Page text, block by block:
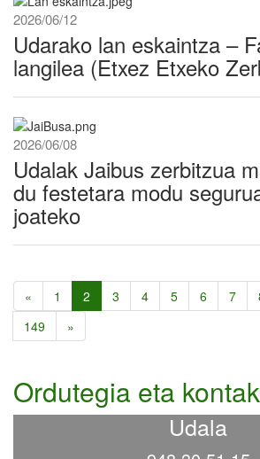
2026/06/12
Udarako lan eskaintza –
langilea (Etxez Etxeko
2026/06/08
Udalak Jaibus zerbitzua
du festetara modu
joateko
« 1 2 3 4 5 6 7
149
»
Ordutegia eta
Udala